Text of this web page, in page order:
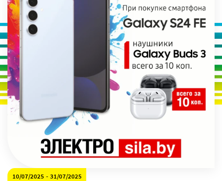
10/07/2025 - 31/07/2025